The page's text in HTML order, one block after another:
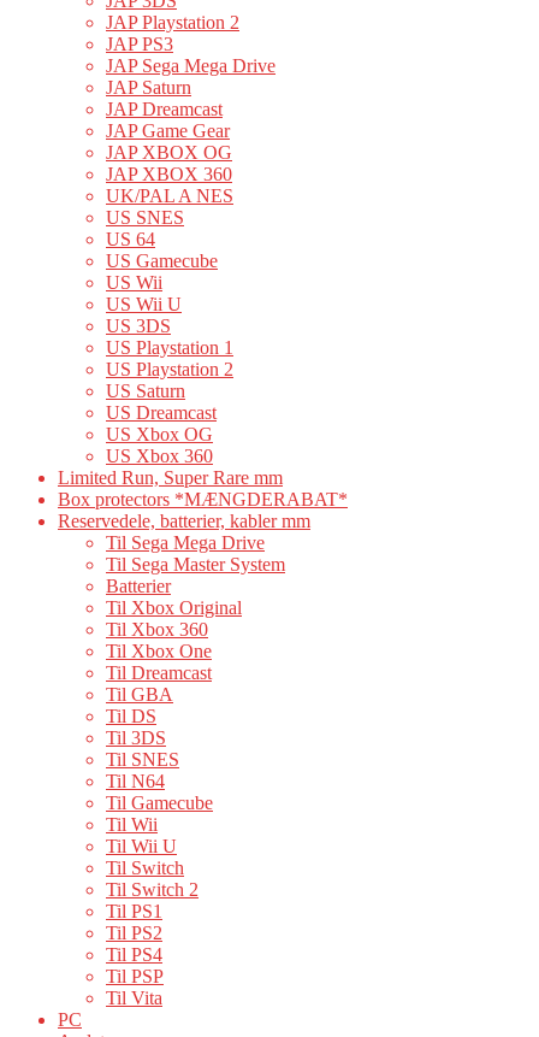
JAP Playstation 2
JAP PS3
JAP Sega Mega Drive
JAP Saturn
JAP Dreamcast
JAP Game Gear
JAP XBOX OG
JAP XBOX 360
UK/PAL A NES
US SNES
US 64
US Gamecube
US Wii
US Wii U
US 3DS
US Playstation 1
US Playstation 2
US Saturn
US Dreamcast
US Xbox OG
US Xbox 360
Limited Run, Super Rare mm
Box protectors *MÆNGDERABAT*
Reservedele, batterier, kabler mm
Til Sega Mega Drive
Til Sega Master System
Batterier
Til Xbox Original
Til Xbox 360
Til Xbox One
Til Dreamcast
Til GBA
Til DS
Til 3DS
Til SNES
Til N64
Til Gamecube
Til Wii
Til Wii U
Til Switch
Til Switch 2
Til PS1
Til PS2
Til PS4
Til PSP
Til Vita
PC